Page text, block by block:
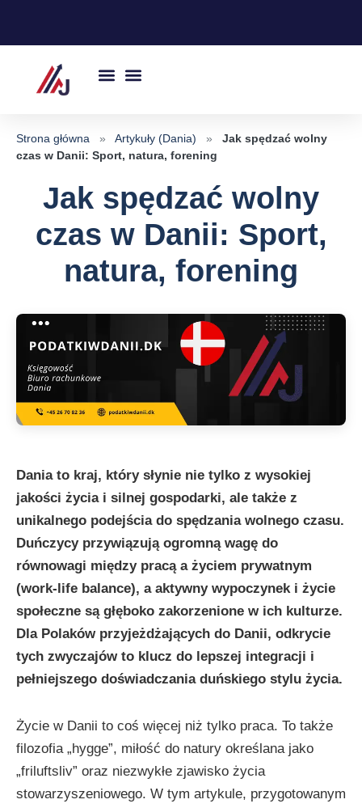
Przejdź
treści
Strona główna » Artykuły (Dania) »
Jak spędzać wolny
czas w Danii: Sport, natura, forening
Jak spędzać wolny
czas w Danii: Sport,
natura, forening
Dania to kraj, który słynie nie tylko z wysokiej
jakości życia i silnej gospodarki, ale także z
unikalnego podejścia do spędzania wolnego czasu.
Duńczycy przywiązują ogromną wagę do
równowagi między pracą a życiem prywatnym
(work-life balance), a aktywny wypoczynek i życie
społeczne są głęboko zakorzenione w ich kulturze.
Dla Polaków przyjeżdżających do Danii, odkrycie
tych zwyczajów to klucz do lepszej integracji i
pełniejszego doświadczania duńskiego stylu życia.
Życie w Danii to coś więcej niż tylko praca. To także
filozofia „hygge”, miłość do natury określana jako
„friluftsliv” oraz niezwykłe zjawisko życia
stowarzyszeniowego. W tym artykule, przygotowanym